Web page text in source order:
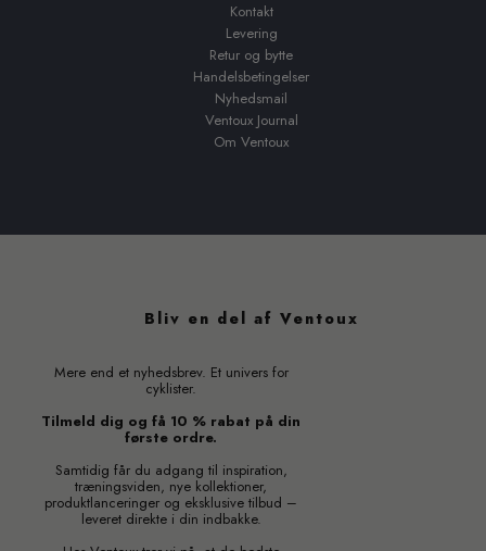
Kontakt
Levering
Retur og bytte
Handelsbetingelser
Nyhedsmail
Ventoux Journal
Om Ventoux
Bliv en del af Ventoux
Mere end et nyhedsbrev. Et univers for
cyklister.
Tilmeld dig og få 10 % rabat på din
første ordre.
Samtidig får du adgang til inspiration,
træningsviden, nye kollektioner,
produktlanceringer og eksklusive tilbud –
leveret direkte i din indbakke.